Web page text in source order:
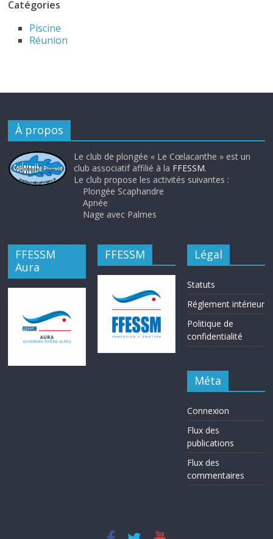
Catégories
Piscine
Réunion
À propos
Le club de plongée « Le Cœlacanthe » est un
club associatif affilié à la FFESSM.
Le club propose les activités suivantes :
Plongée Scaphandre
Apnée
Nage avec Palmes
FFESSM
Aura
FFESSM Légal
Statuts
Réglement intérieur
Politique de
confidentialité
Méta
Connexion
Flux des
publications
Flux des
commentaires